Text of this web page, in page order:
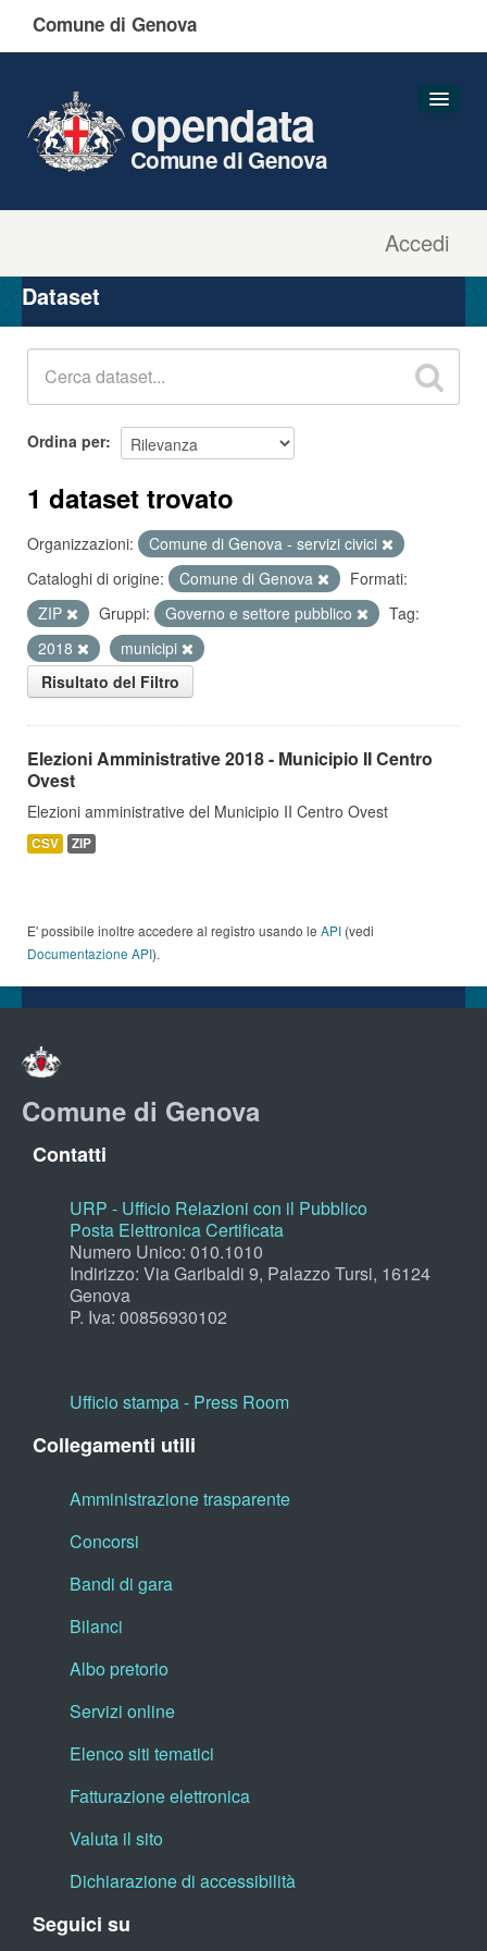
Comune di Genova
Accedi
opendata
Comune di Genova
Organizzazioni
Gruppi
Dataset
Ordina per
1 dataset trovato
Organizzazioni:
Comune di Genova - servizi civici
Cataloghi di origine:
Comune di Genova
Formati:
ZIP
Gruppi: Governo e settore pubblico
Tag:
2018
municipi
Risultato del Filtro
Elezioni Amministrative 2018 - Municipio II Centro
Ovest
Elezioni amministrative del Municipio II Centro Ovest
CSV ZIP
E' possibile inoltre accedere al registro usando le API (vedi
Documentazione API).
Comune di Genova
Contatti
URP - Ufficio Relazioni con il Pubblico
Posta Elettronica Certificata
Numero Unico: 010.1010
Indirizzo: Via Garibaldi 9, Palazzo Tursi, 16124
Genova
P. Iva: 00856930102
Ufficio stampa - Press Room
Collegamenti utili
Amministrazione trasparente
Concorsi
Bandi di gara
Bilanci
Albo pretorio
Servizi online
Elenco siti tematici
Fatturazione elettronica
Valuta il sito
Dichiarazione di accessibilità
Seguici su